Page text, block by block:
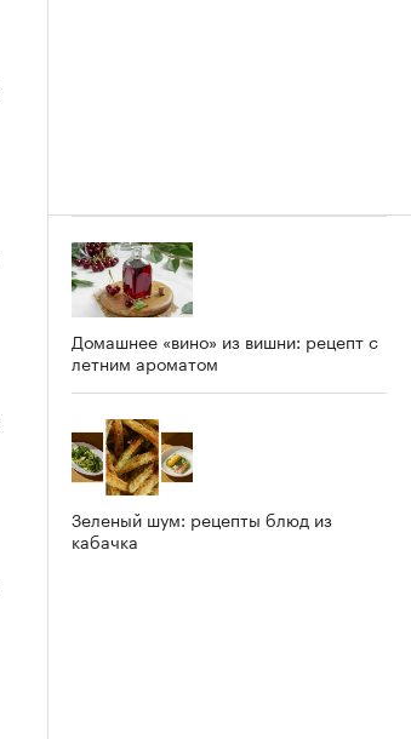
Домашнее «вино» из вишни: рецепт с
летним ароматом
Зеленый шум: рецепты блюд из
кабачка